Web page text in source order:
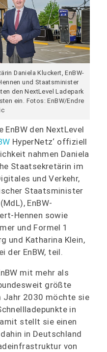
Daniela Kluckert, EnBW-
und Staatsminister
den NextLevel Ladepark
ein. Fotos: EnBW/Endre
den NextLevel
HyperNetz‘ offiziell
nahmen Daniela
Staatsekretärin im
und Verkehr,
Staatsminister
EnBW-
Hennen sowie
und Formel 1
und Katharina Klein,
der EnBW, teil.
mit mehr als
größte
Jahr 2030 möchte sie
in
stellt sie einen
in Deutschland
von